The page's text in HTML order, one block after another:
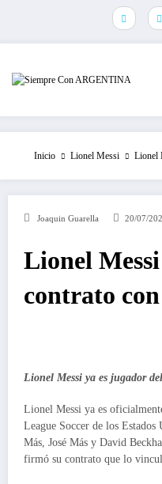
Inicio Lionel Messi Lionel
Joaquin Guarella 20/07/
Lionel
contrato
Lionel Messi ya es jugador
Lionel Messi ya es
League Soccer de los
Más, José Más y David
firmó su contrato que lo